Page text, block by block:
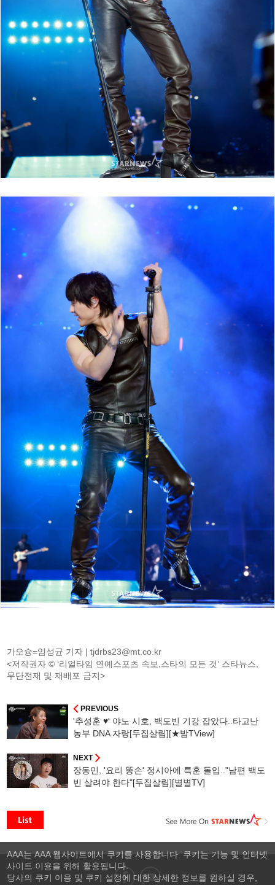
가오슝=임성균 기자 |tjdrbs23@mt.co.kr
<저작권자 © ‘리얼타임 연예스포츠 속보,스타의 모든 것’ 스타뉴스,
무단전재 및 재배포 금지>
PREVIOUS
'추성훈 ♥' 야노 시호, 백도빈 기강 잡았다..타고난
농부 DNA 자랑[두집살림][★밤TView]
NEXT
장동민, '요리 똥손' 정시아에 특훈 돌입.."남편 백도
빈 살려야 한다"[두집살림][별별TV]
AAA는 AAA 웹사이트에서 쿠키를 사용합니다. 쿠키는 기능 및 인터넷
사이트 이용을 위해 활용됩니다.
당사의 쿠키 이용 및 쿠키 설정에 대한 상세한 정보를 원하실 경우,